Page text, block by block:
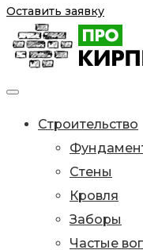
Оставить заявку
Строительство
Стены
Кровля
Заборы
Частые